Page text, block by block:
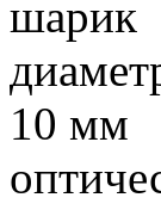
шарик
10 мм